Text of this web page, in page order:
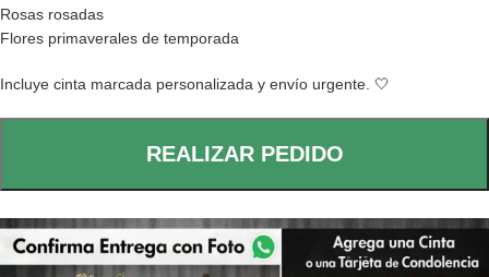
Rosas rosadas
Flores primaverales de temporada
Incluye cinta marcada personalizada y envío urgente. 🤍
REALIZAR PEDIDO